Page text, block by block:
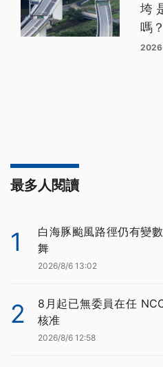
垮
嗎？
最多人閱讀
1
白海豚颱風路徑仍有變
舞
2026/8/6 13:02
2
8月起已無委員在任
核准
2026/8/6 12:58